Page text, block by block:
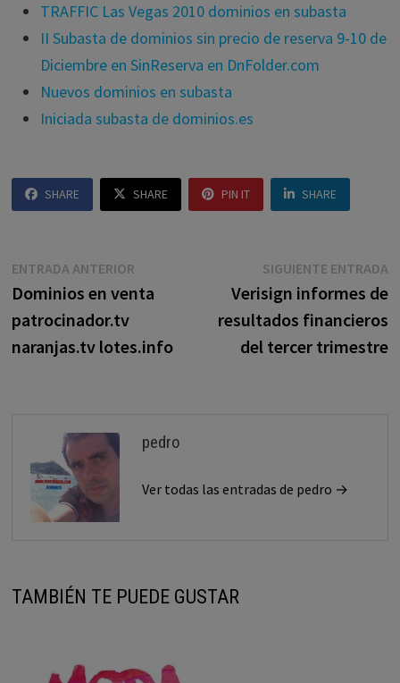
TRAFFIC Las Vegas 2010 dominios en subasta
II Subasta de dominios sin precio de reserva 9-10 de
Diciembre en SinReserva en DnFolder.com
Nuevos dominios en subasta
Iniciada subasta de dominios.es
SHARE SHARE PIN IT SHARE
Navegación
de
entradas
ENTRADA ANTERIOREntrada
anterior:
Dominios en venta
patrocinador.tv
naranjas.tv lotes.info
SIGUIENTE ENTRADA
Verisign informes de
resultados financieros
del tercer trimestre
pedro
Ver todas las entradas de pedro →
TAMBIÉN TE PUEDE GUSTAR